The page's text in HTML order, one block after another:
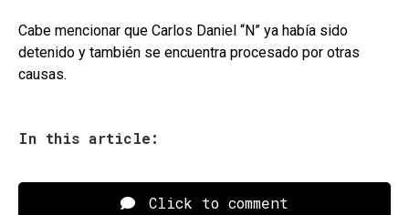
Cabe mencionar que Carlos Daniel “N” ya había sido
detenido y también se encuentra procesado por otras
causas.
In this article:
Click to comment